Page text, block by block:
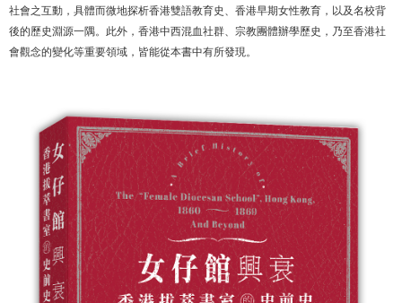
社會之互動，具體而微地探析香港雙語教育史、香港早期女性教育，以及名校背
後的歷史淵源一隅。此外，香港中西混血社群、宗教團體辦學歷史，乃至香港社
會觀念的變化等重要領域，皆能從本書中有所發現。